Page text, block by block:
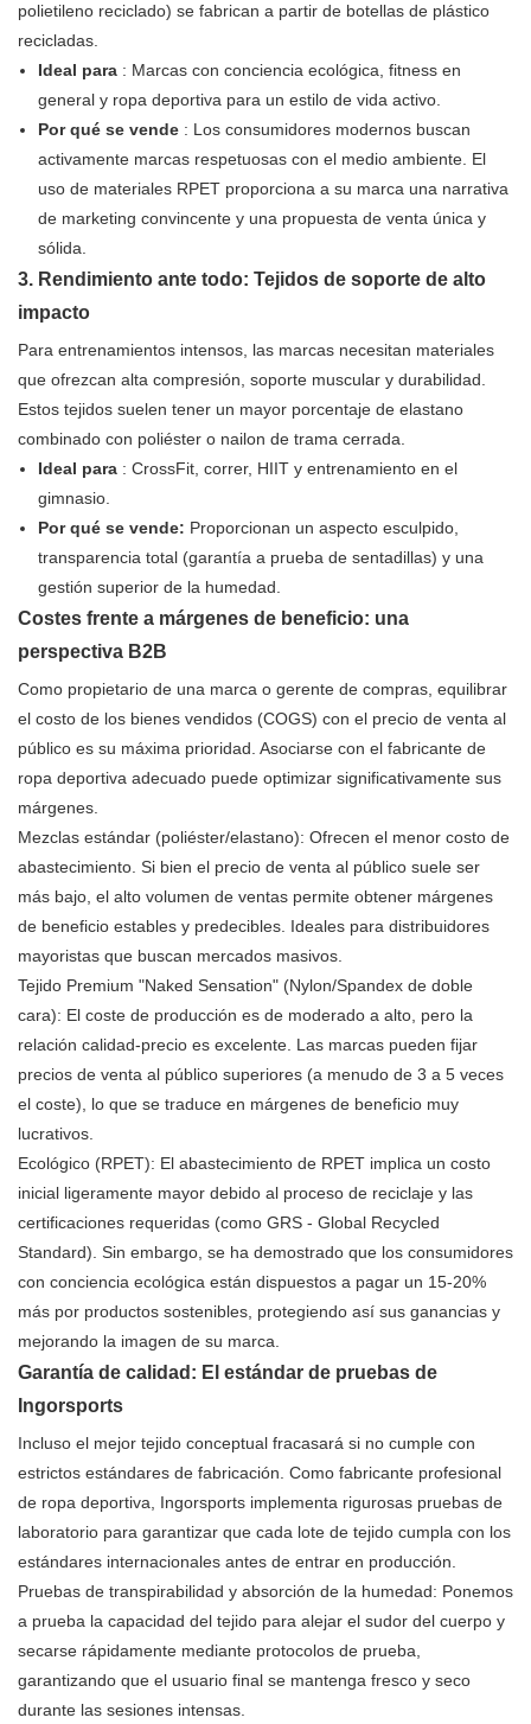
polietileno reciclado) se fabrican a partir de botellas de plástico
recicladas.
Ideal para: Marcas con conciencia ecológica, fitness en
general y ropa deportiva para un estilo de vida activo.
Por qué se vende: Los consumidores modernos buscan
activamente marcas respetuosas con el medio ambiente. El
uso de materiales RPET proporciona a su marca una narrativa
de marketing convincente y una propuesta de venta única y
sólida.
3. Rendimiento ante todo: Tejidos de soporte de alto
impacto
Para entrenamientos intensos, las marcas necesitan materiales
que ofrezcan alta compresión, soporte muscular y durabilidad.
Estos tejidos suelen tener un mayor porcentaje de elastano
combinado con poliéster o nailon de trama cerrada.
Ideal para: CrossFit, correr, HIIT y entrenamiento en el
gimnasio.
Por qué se vende: Proporcionan un aspecto esculpido,
transparencia total (garantía a prueba de sentadillas) y una
gestión superior de la humedad.
Costes frente a márgenes de beneficio: una
perspectiva B2B
Como propietario de una marca o gerente de compras, equilibrar
el costo de los bienes vendidos (COGS) con el precio de venta al
público es su máxima prioridad. Asociarse con el fabricante de
ropa deportiva adecuado puede optimizar significativamente sus
márgenes.
Mezclas estándar (poliéster/elastano): Ofrecen el menor costo de
abastecimiento. Si bien el precio de venta al público suele ser
más bajo, el alto volumen de ventas permite obtener márgenes
de beneficio estables y predecibles. Ideales para distribuidores
mayoristas que buscan mercados masivos.
Tejido Premium "Naked Sensation" (Nylon/Spandex de doble
cara): El coste de producción es de moderado a alto, pero la
relación calidad-precio es excelente. Las marcas pueden fijar
precios de venta al público superiores (a menudo de 3 a 5 veces
el coste), lo que se traduce en márgenes de beneficio muy
lucrativos.
Ecológico (RPET): El abastecimiento de RPET implica un costo
inicial ligeramente mayor debido al proceso de reciclaje y las
certificaciones requeridas (como GRS - Global Recycled
Standard). Sin embargo, se ha demostrado que los consumidores
con conciencia ecológica están dispuestos a pagar un 15-20%
más por productos sostenibles, protegiendo así sus ganancias y
mejorando la imagen de su marca.
Garantía de calidad: El estándar de pruebas de
Ingorsports
Incluso el mejor tejido conceptual fracasará si no cumple con
estrictos estándares de fabricación. Como fabricante profesional
de ropa deportiva, Ingorsports implementa rigurosas pruebas de
laboratorio para garantizar que cada lote de tejido cumpla con los
estándares internacionales antes de entrar en producción.
Pruebas de transpirabilidad y absorción de la humedad: Ponemos
a prueba la capacidad del tejido para alejar el sudor del cuerpo y
secarse rápidamente mediante protocolos de prueba,
garantizando que el usuario final se mantenga fresco y seco
durante las sesiones intensas.